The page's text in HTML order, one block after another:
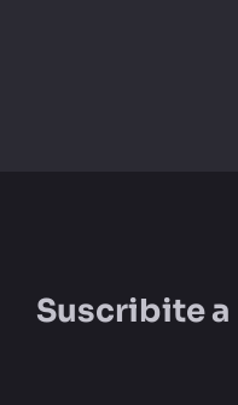
Suscribite a